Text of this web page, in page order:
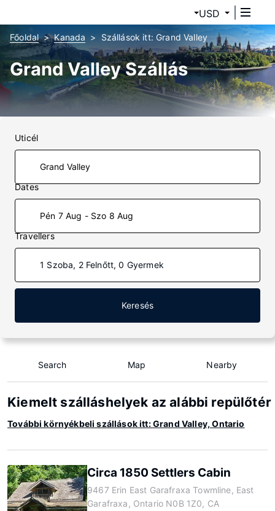
USD
Főoldal Kanada Szállások itt: Grand Valley
Grand Valley Szállás
Uticél
Dates
Pén 7 Aug - Szo 8 Aug
Travellers
1 Szoba, 2 Felnőtt, 0 Gyermek
Keresés
Search Map Nearby
Kiemelt szálláshelyek az alábbi
További környékbeli szállások itt: Grand Valley, Ontario
Circa 1850 Settlers Cabin
9467 Erin East Garafraxa Towmline, East
Garafraxa, Ontario N0B 1Z0, CA